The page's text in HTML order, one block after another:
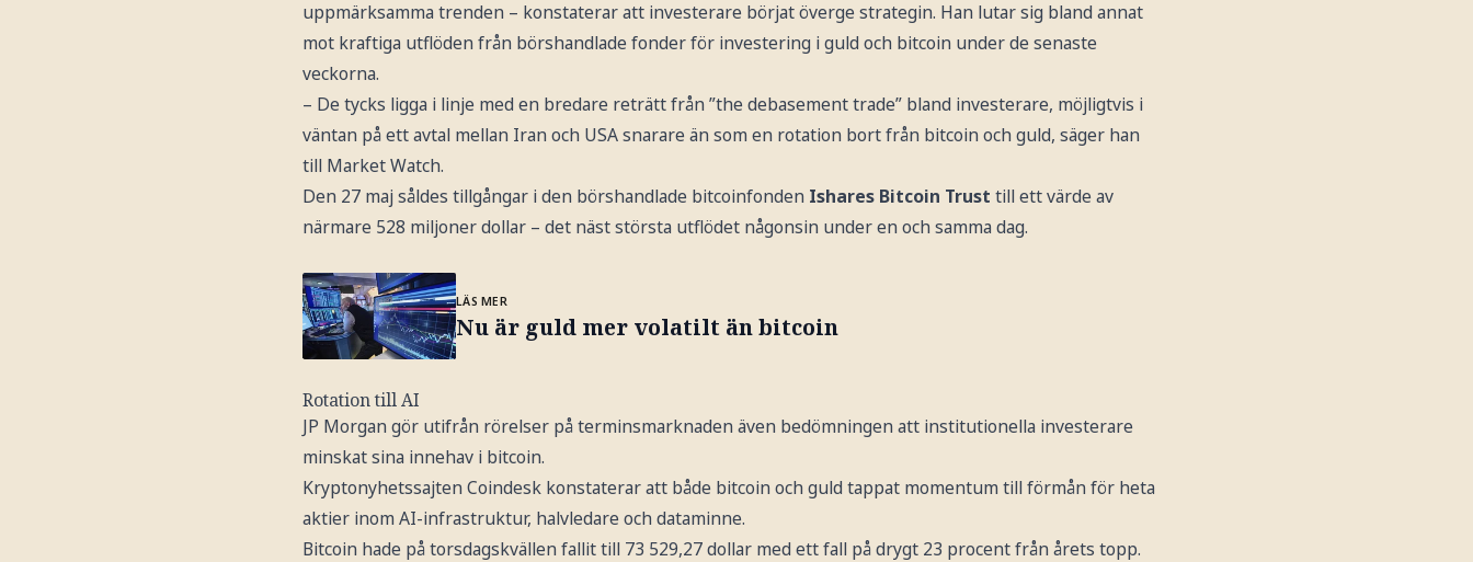
uppmärksamma trenden – konstaterar att investerare börjat överge strategin. Han lutar sig bland annat
mot kraftiga utflöden från börshandlade fonder för investering i guld och bitcoin under de senaste
veckorna.
– De tycks ligga i linje med en bredare reträtt från ”the debasement trade” bland investerare, möjligtvis i
väntan på ett avtal mellan Iran och USA snarare än som en rotation bort från bitcoin och guld, säger han
till Market Watch.
Den 27 maj såldes tillgångar i den börshandlade bitcoinfonden Ishares Bitcoin Trust till ett värde av
närmare 528 miljoner dollar – det näst största utflödet någonsin under en och samma dag.
LÄS MER
Nu är guld mer volatilt än bitcoin
Rotation till AI
JP Morgan gör utifrån rörelser på terminsmarknaden även bedömningen att institutionella investerare
minskat sina innehav i bitcoin.
Kryptonyhetssajten Coindesk konstaterar att både bitcoin och guld tappat momentum till förmån för heta
aktier inom AI-infrastruktur, halvledare och dataminne.
Bitcoin hade på torsdagskvällen fallit till 73 529,27 dollar med ett fall på drygt 23 procent från årets topp.